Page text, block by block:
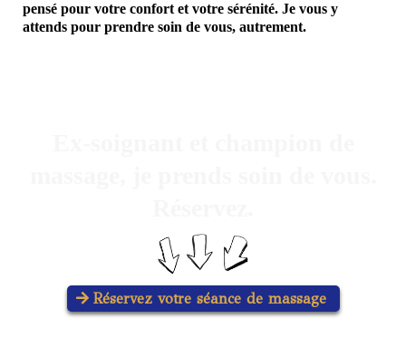
pensé pour votre confort et votre sérénité. Je vous y
attends pour prendre soin de vous, autrement.
Réservez votre séance de massage